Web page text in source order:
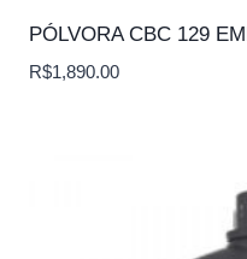
PÓLVORA CBC 129
R$1,890.00